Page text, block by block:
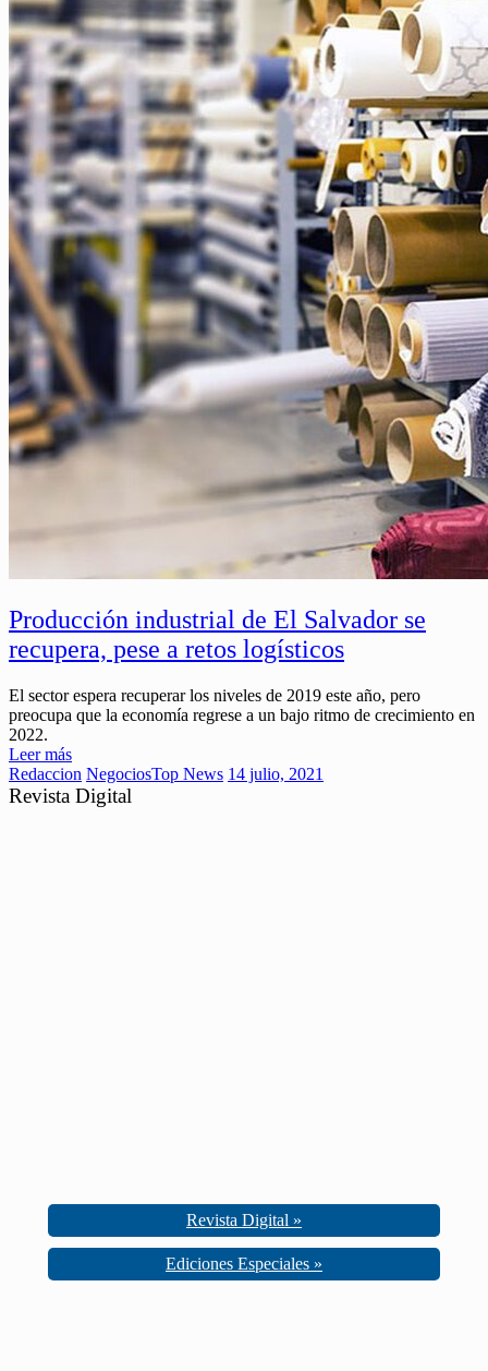
Producción industrial de El Salvador se
recupera, pese a retos logísticos
El sector espera recuperar los niveles de 2019 este año, pero
preocupa que la economía regrese a un bajo ritmo de crecimiento en
2022.
Leer más
Redaccion NegociosTop News 14 julio, 2021
Revista Digital
Revista Digital »
Ediciones Especiales »